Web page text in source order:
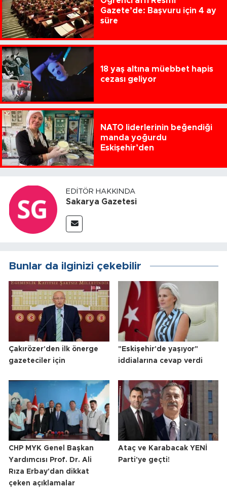
Gazete’de: Başvuru için 4 ay
süre
18 yaş altına müebbet hapis
cezası geliyor
NATO liderlerinin beğendiği
manda yoğurdu
Eskişehir’den
EDITÖR HAKKINDA
Sakarya Gazetesi
Bunlar da ilginizi çekebilir
Çakırözer'den ilk önerge
gazeteciler için
"Eskişehir'de yaşıyor"
iddialarına cevap verdi
CHP MYK Genel Başkan
Yardımcısı Prof. Dr. Ali
Rıza Erbay'dan dikkat
çeken açıklamalar
Ataç ve Karabacak YENİ
Parti'ye geçti!